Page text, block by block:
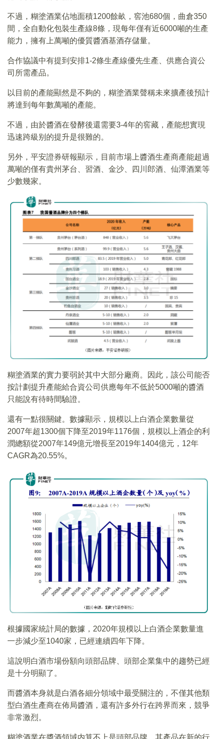
不過，糊塗酒業佔地面積1200餘畝，窖池680個，曲倉350
間，全自動化包裝生產線8條，現每年僅有近6000噸的生產
能力，擁有上萬噸的優質醬酒基酒存儲量。
合作協議中有提到安排1-2條生產線優先生產、供應合資公
司所需產品。
以目前的產能顯然是不夠的，糊塗酒業聲稱未來擴產後預計
將達到每年數萬噸的產能。
不過，由於醬酒在發酵後還需要3-4年的窖藏，產能想實現
迅速跨級别的提升是很難的。
另外，平安證券研報顯示，目前市場上醬酒生產商產能超過
萬噸的僅有貴州茅台、習酒、金沙、四川郎酒、仙潭酒業等
少數幾家。
糊塗酒業的實力要弱於其中大部分廠商。因此，該公司能否
按計劃提升產能給合資公司供應每年不低於5000噸的醬酒
只能說有待時間驗證。
還有一點很關鍵。數據顯示，規模以上白酒企業數量從
2007年超1300個下降至2019年1176個，規模以上酒企的利
潤總額從2007年149億元增長至2019年1404億元，12年
CAGR為20.55%。
根據國家統計局的數據，2020年規模以上白酒企業數量進
一步減少至1040家，已經連續四年下降。
這說明白酒市場份額向頭部品牌、頭部企業集中的趨勢已經
是十分明顯了。
而醬酒本身就是白酒各細分領域中最受關注的，不僅其他類
型白酒生產商在佈局醬酒，還有許多外行在跨界而來，競爭
非常激烈。